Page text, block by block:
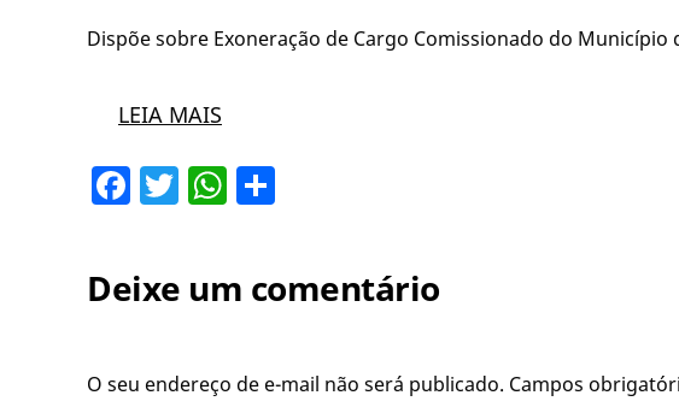
Dispõe sobre Exoneração de Cargo Comissionado do Município
LEIA MAIS
Facebook
TwitterWhatsApp
Deixe um comentário
O seu endereço de e-mail não será publicado. Campos